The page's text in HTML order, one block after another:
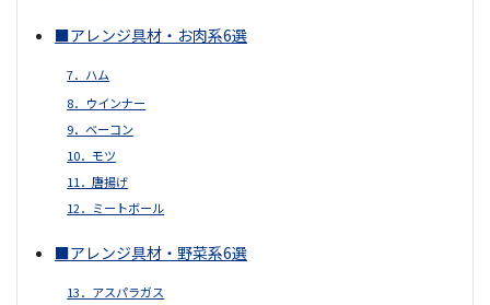
■アレンジ具材・お肉系6選
7．ハム
8．ウインナー
9．ベーコン
10．モツ
11．唐揚げ
12．ミートボール
■アレンジ具材・野菜系6選
13．アスパラガス